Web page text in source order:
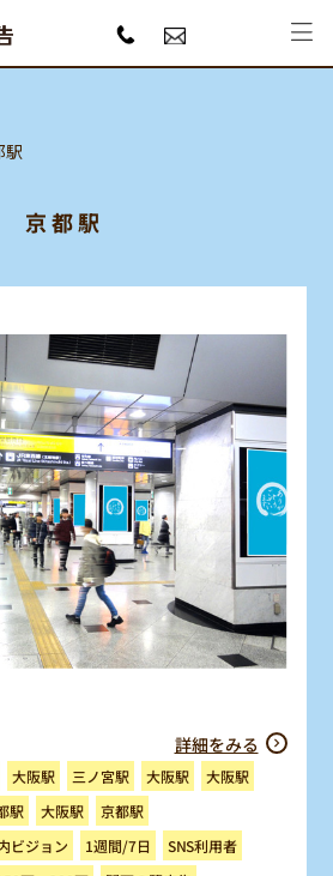
駅
京都駅
詳細をみる
大阪駅 三ノ宮駅 大阪駅 大阪駅
駅 大阪駅 京都駅
ビジョン 1週間/7日 SNS利用者